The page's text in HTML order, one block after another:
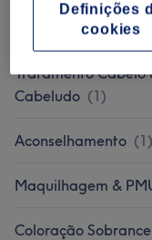
Design & Definição
Tratamento Cabelo
Cabeludo (1)
Aconselhamento (1)
Maquilhagem &
Coloração
Definições
cookies